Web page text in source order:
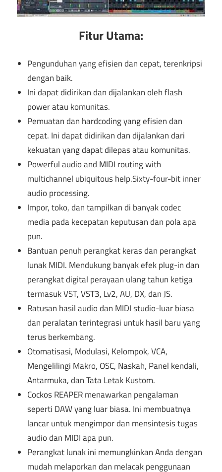
Fitur Utama:
Pengunduhan yang efisien dan cepat, terenkripsi
dengan baik.
Ini dapat didirikan dan dijalankan oleh flash
power atau komunitas.
Pemuatan dan hardcoding yang efisien dan
cepat. Ini dapat didirikan dan dijalankan dari
kekuatan yang dapat dilepas atau komunitas.
Powerful audio and MIDI routing with
multichannel ubiquitous help.Sixty-four-bit inner
audio processing.
Impor, toko, dan tampilkan di banyak codec
media pada kecepatan keputusan dan pola apa
pun.
Bantuan penuh perangkat keras dan perangkat
lunak MIDI. Mendukung banyak efek plug-in dan
perangkat digital perayaan ulang tahun ketiga
termasuk VST, VST3, Lv2, AU, DX, dan JS.
Ratusan hasil audio dan MIDI studio-luar biasa
dan peralatan terintegrasi untuk hasil baru yang
terus berkembang.
Otomatisasi, Modulasi, Kelompok, VCA,
Mengelilingi Makro, OSC, Naskah, Panel kendali,
Antarmuka, dan Tata Letak Kustom.
Cockos REAPER menawarkan pengalaman
seperti DAW yang luar biasa. Ini membuatnya
lancar untuk mengimpor dan mensintesis tugas
audio dan MIDI apa pun.
Perangkat lunak ini memungkinkan Anda dengan
mudah melaporkan dan melacak penggunaan